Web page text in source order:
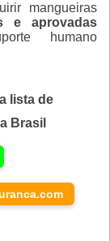
mangueiras
e aprovadas
humano
lista de
Brasil